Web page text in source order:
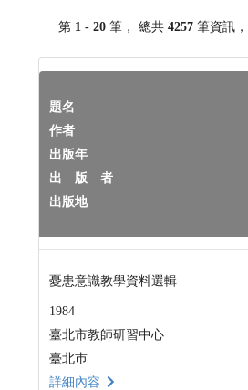
第 1 - 20 筆， 總共 4257筆資訊，
題名
作者
出版年
出 版 者
出版地
憂患意識教學資料選輯
1984
臺北市教師研習中心
臺北巿
詳細內容